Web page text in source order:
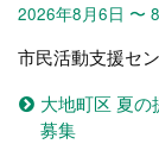
2026年8月6日 〜
市民活動支援セ
大地町区 夏
募集